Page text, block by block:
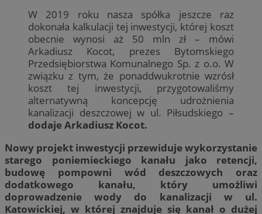
W 2019 roku nasza spółka jeszcze raz
dokonała kalkulacji tej inwestycji, której koszt
obecnie wynosi aż 50 mln zł – mówi
Arkadiusz Kocot, prezes Bytomskiego
Przedsiębiorstwa Komunalnego Sp. z o.o. W
związku z tym, że ponaddwukrotnie wzrósł
koszt tej inwestycji, przygotowaliśmy
alternatywną koncepcję udrożnienia
kanalizacji deszczowej w ul. Piłsudskiego –
dodaje Arkadiusz Kocot.
Nowy projekt inwestycji przewiduje wykorzystanie
starego poniemieckiego kanału jako retencji,
budowę pompowni wód deszczowych oraz
dodatkowego kanału, który umożliwi
doprowadzenie wody do kanalizacji w ul.
Katowickiej, w której znajduje się kanał o dużej